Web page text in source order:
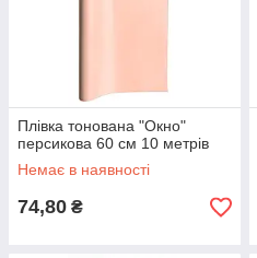
Плівка тонована "Окно"
персикова 60 см 10 метрів
Немає в наявності
74,80 ₴